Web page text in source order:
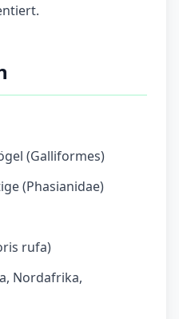
(Galliformes)
(Phasianidae)
rufa)
Nordafrika,